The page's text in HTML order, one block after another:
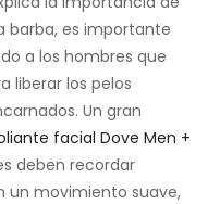
barba, es importante
a los hombres que
liberar los pelos
Un gran
facial Dove Men +
deben recordar
un movimiento suave,